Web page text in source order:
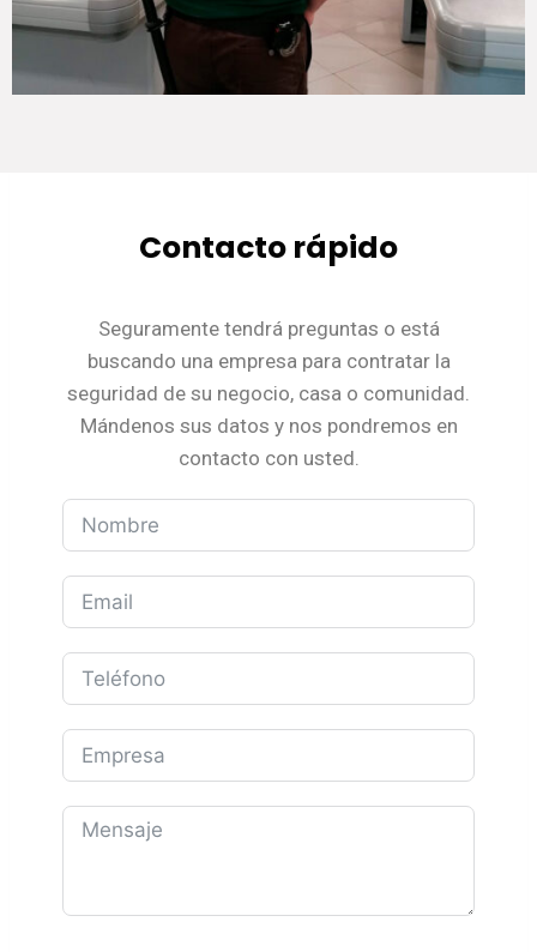
Contacto rápido
Seguramente tendrá preguntas o está
buscando una empresa para contratar la
seguridad de su negocio, casa o comunidad.
Mándenos sus datos y nos pondremos en
contacto con usted.